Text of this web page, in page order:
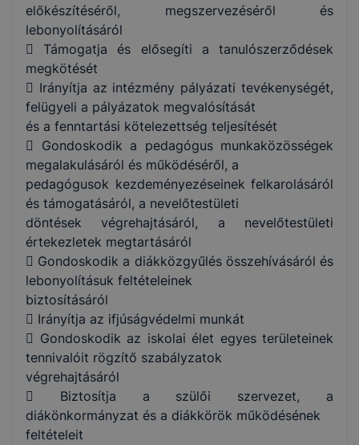
előkészítéséről, megszervezéséről és
lebonyolításáról
 Támogatja és elősegíti a tanulószerződések
megkötését
 Irányítja az intézmény pályázati tevékenységét,
felügyeli a pályázatok megvalósítását
és a fenntartási kötelezettség teljesítését
 Gondoskodik a pedagógus munkaközösségek
megalakulásáról és működéséről, a
pedagógusok kezdeményezéseinek felkarolásáról
és támogatásáról, a nevelőtestületi
döntések végrehajtásáról, a nevelőtestületi
értekezletek megtartásáról
 Gondoskodik a diákközgyűlés összehívásáról és
lebonyolításuk feltételeinek
biztosításáról
 Irányítja az ifjúságvédelmi munkát
 Gondoskodik az iskolai élet egyes területeinek
tennivalóit rögzítő szabályzatok
végrehajtásáról
 Biztosítja a szülői szervezet, a
diákönkormányzat és a diákkörök működésének
feltételeit